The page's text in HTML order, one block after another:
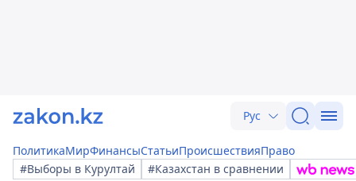
Рус
ПолитикаМирФинансыСтатьиПроисшествияПраво
#Выборы в Курултай
#Казахстан в сравнении